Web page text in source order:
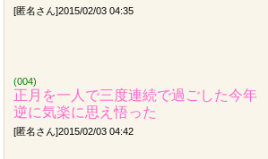
[匿名さん]2015/02/03 04:35
(004)
正月を一人で三度連続で過ごした今年
逆に気楽に思え悟った
[匿名さん]2015/02/03 04:42